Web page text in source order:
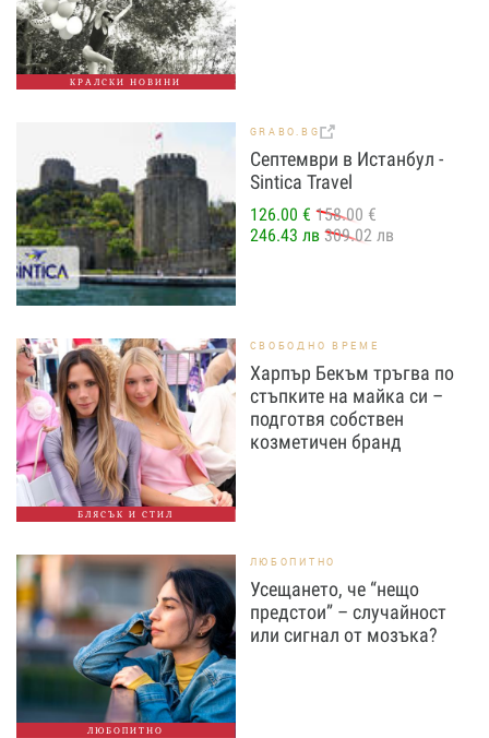
КРАЛСКИ НОВИНИ
GRABO.BG
Септември в Истанбул -
Sintica Travel
126.00 € 158.00 €
246.43 лв 309.02 лв
БЛЯСЪК И СТИЛ
СВОБОДНО ВРЕМЕ
Харпър Бекъм тръгва по
стъпките на майка си –
подготвя собствен
козметичен бранд
ЛЮБОПИТНО
ЛЮБОПИТНО
Усещането, че “нещо
предстои” – случайност
или сигнал от мозъка?